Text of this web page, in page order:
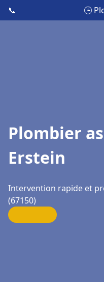
📞 🕒
Plombier
Erstein
Intervention rapide et
(67150)